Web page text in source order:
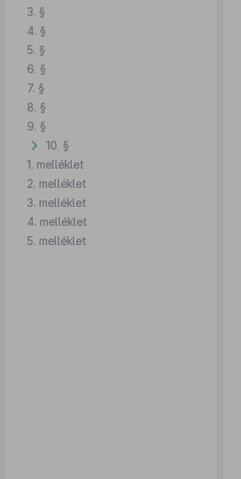
3. §
4. §
5. §
6. §
7. §
8. §
9. §
10. §
1. melléklet
2. melléklet
3. melléklet
4. melléklet
5. melléklet